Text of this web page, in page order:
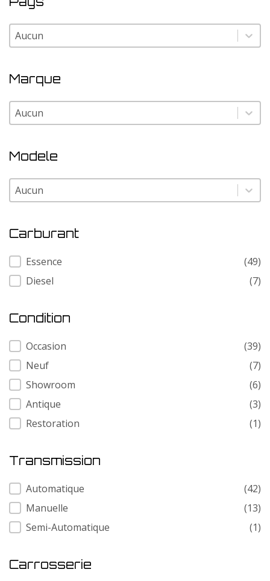
Pays
Pays
Marque
Marque
Marque
Modele
Modele
Modele
Carburant
Carburant
Essence
(49)
Diesel
(7)
Condition
Condition
Occasion
(39)
Neuf
(7)
Showroom
(6)
Antique
(3)
Restoration
(1)
Transmission
Transmission
Automatique
(42)
Manuelle
(13)
Semi-Automatique
(1)
Carrosserie